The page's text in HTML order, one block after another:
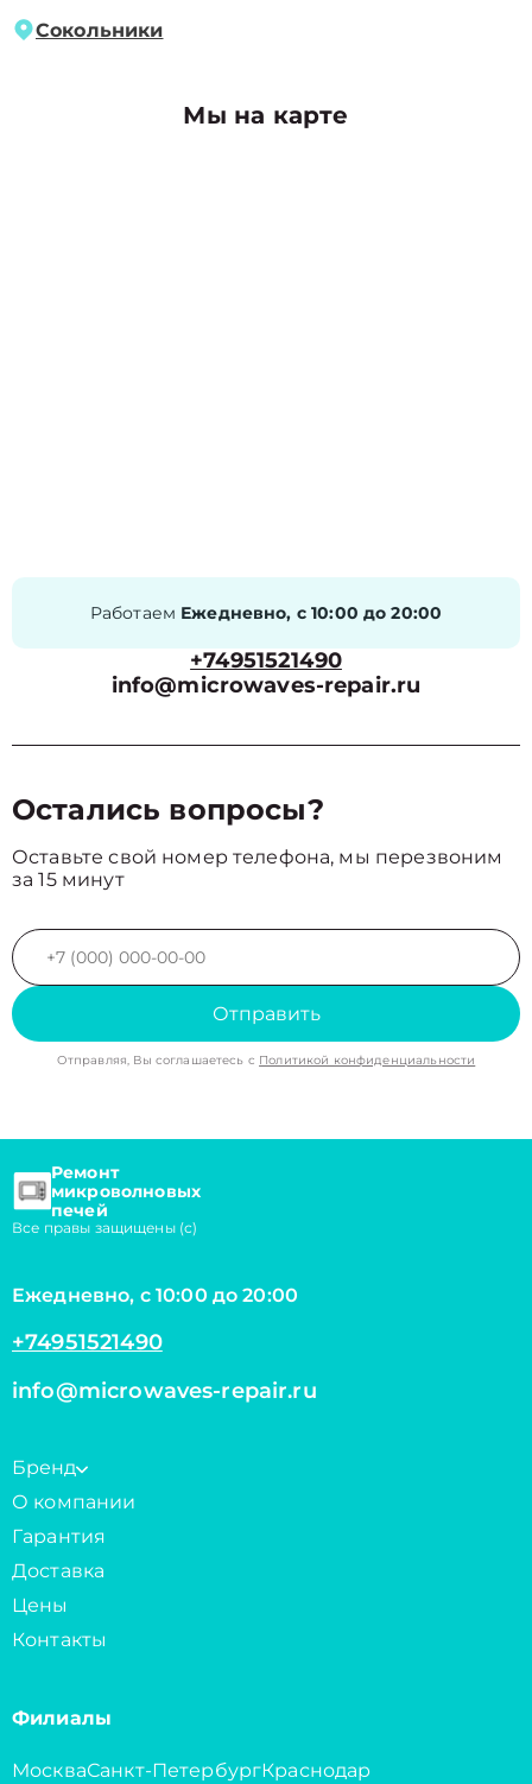
Сокольники
Мы на карте
Работаем Ежедневно, с 10:00 до 20:00
+74951521490
info@microwaves-repair.ru
Остались вопросы?
Оставьте свой номер телефона, мы перезвоним
за 15 минут
Отправить
Отправляя, Вы соглашаетесь с Политикой конфиденциальности
Ремонт
микроволновых
печей
Все правы защищены (с)
Ежедневно, с 10:00 до 20:00
+74951521490
info@microwaves-repair.ru
Бренд
О компании
Гарантия
Доставка
Цены
Контакты
Филиалы
МоскваСанкт-ПетербургКраснодар